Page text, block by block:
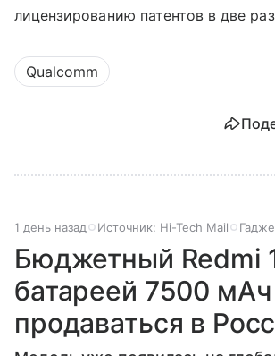
лицензированию патентов в две
Qualcomm
1 день назад Источник: Hi-Tech Mail
Бюджетный Redmi
батареей 7500 мАч
продаваться в